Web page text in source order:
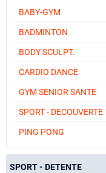
BABY-GYM
BADMINTON
BODY SCULPT.
CARDIO DANCE
GYM SENIOR SANTE
SPORT - DECOUVERTE
PING PONG
SPORT - DETENTE